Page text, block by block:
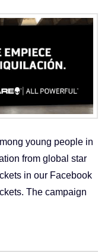
young people in
from global star
in our Facebook
The campaign